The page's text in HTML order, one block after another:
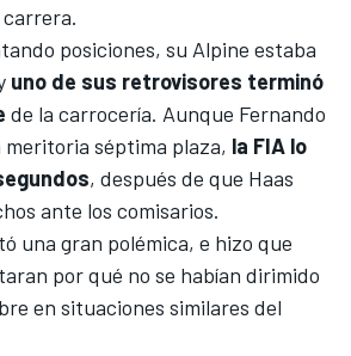
posiciones, su Alpine estaba
uno de sus retrovisores terminó
de la carrocería. Aunque Fernando
séptima plaza, la FIA lo
, después de que Haas
ante los comisarios.
una gran polémica, e hizo que
por qué no se habían dirimido
en situaciones similares del